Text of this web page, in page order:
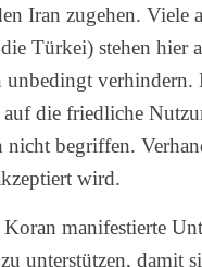
Iran zugehen. Viele
Türkei) stehen
die friedliche
nicht begriffen.
wird.
manifestierte
unterstützen, damit